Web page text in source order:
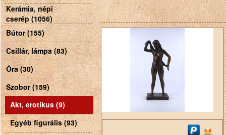
Kerámia, népi
cserép (1056)
Bútor (155)
Csillár, lámpa (83)
Óra (30)
Szobor (159)
Akt, erotikus (9)
Egyéb figurális (93)